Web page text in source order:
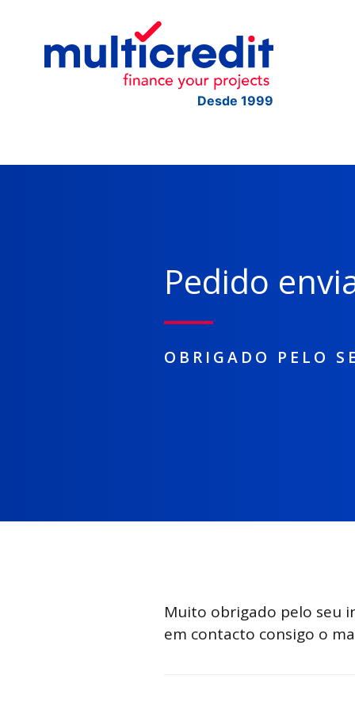
Desde 1999
Pedido
OBRIGADO PELO
Muito obrigado pelo seu
em contacto consigo o